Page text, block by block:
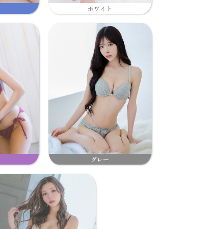
ホワイト
グレー